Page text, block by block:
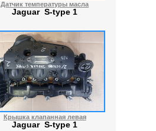
Датчик температуры масла
Jaguar S-type 1
Крышка клапанная левая
Jaguar S-type 1